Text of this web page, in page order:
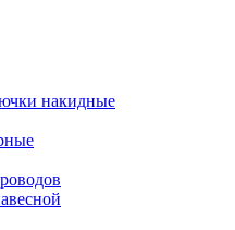
накидные